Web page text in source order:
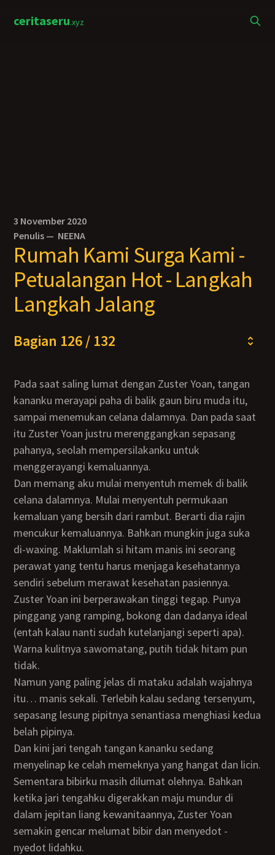
ceritaseru.xyz
3 November 2020
Penulis — NEENA
Rumah Kami Surga Kami -
Petualangan Hot - Langkah
Langkah Jalang
Bagian 126 / 132
Pada saat saling lumat dengan Zuster Yoan, tangan
kananku merayapi paha di balik gaun biru muda itu,
sampai menemukan celana dalamnya. Dan pada saat
itu Zuster Yoan justru merenggangkan sepasang
pahanya, seolah mempersilakanku untuk
menggerayangi kemaluannya.
Dan memang aku mulai menyentuh memek di balik
celana dalamnya. Mulai menyentuh permukaan
kemaluan yang bersih dari rambut. Berarti dia rajin
mencukur kemaluannya. Bahkan mungkin juga suka
di-waxing. Maklumlah si hitam manis ini seorang
perawat yang tentu harus menjaga kesehatannya
sendiri sebelum merawat kesehatan pasiennya.
Zuster Yoan ini berperawakan tinggi tegap. Punya
pinggang yang ramping, bokong dan dadanya ideal
(entah kalau nanti sudah kutelanjangi seperti apa).
Warna kulitnya sawomatang, putih tidak hitam pun
tidak.
Namun yang paling jelas di mataku adalah wajahnya
itu… manis sekali. Terlebih kalau sedang tersenyum,
sepasang lesung pipitnya senantiasa menghiasi kedua
belah pipinya.
Dan kini jari tengah tangan kananku sedang
menyelinap ke celah memeknya yang hangat dan licin.
Sementara bibirku masih dilumat olehnya. Bahkan
ketika jari tengahku digerakkan maju mundur di
dalam jepitan liang kewanitaannya, Zuster Yoan
semakin gencar melumat bibir dan menyedot -
nyedot lidahku.